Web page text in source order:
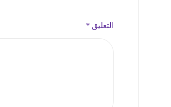
التعليق *